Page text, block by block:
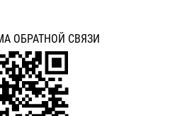
ОБРАТНОЙ СВЯЗИ